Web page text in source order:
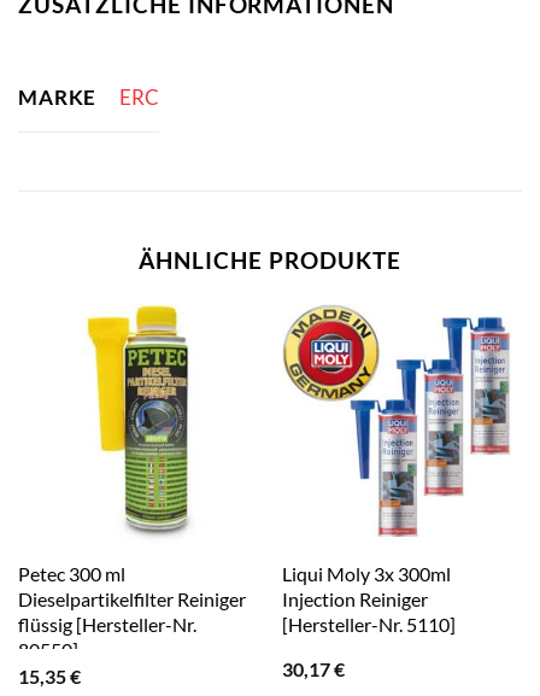
MARKE ERC
ÄHNLICHE PRODUKTE
Petec 300 ml
Dieselpartikelfilter Reiniger
flüssig [Hersteller-Nr.
80550]
15,35€
Liqui Moly 3x 300ml
Injection Reiniger
[Hersteller-Nr. 5110]
30,17€